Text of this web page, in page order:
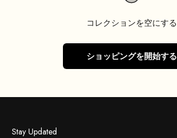
コレクションを空にする
ショッピングを開始する
Stay Updated